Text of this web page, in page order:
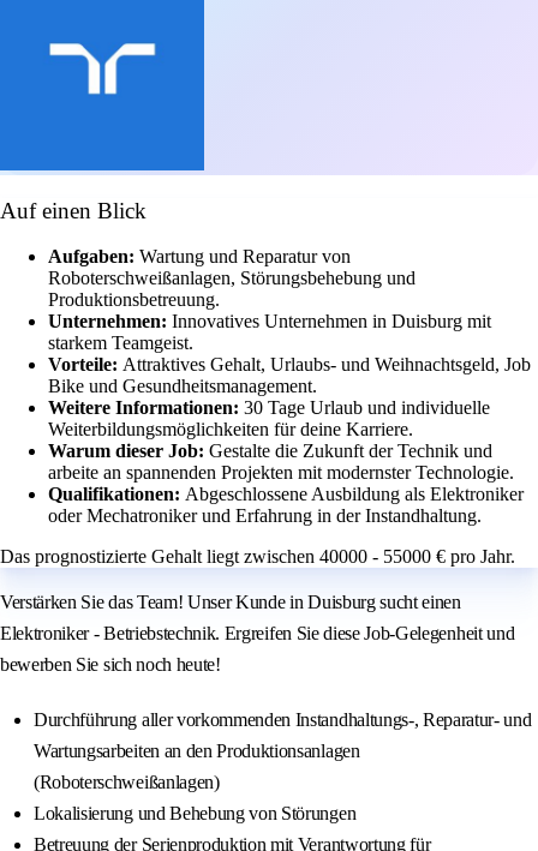
Auf einen Blick
Aufgaben: Wartung und Reparatur von
Roboterschweißanlagen, Störungsbehebung und
Produktionsbetreuung.
Unternehmen: Innovatives Unternehmen in Duisburg mit
starkem Teamgeist.
Vorteile: Attraktives Gehalt, Urlaubs- und Weihnachtsgeld, Job
Bike und Gesundheitsmanagement.
Weitere Informationen: 30 Tage Urlaub und individuelle
Weiterbildungsmöglichkeiten für deine Karriere.
Warum dieser Job: Gestalte die Zukunft der Technik und
arbeite an spannenden Projekten mit modernster Technologie.
Qualifikationen: Abgeschlossene Ausbildung als Elektroniker
oder Mechatroniker und Erfahrung in der Instandhaltung.
Das prognostizierte Gehalt liegt zwischen 40000 - 55000 € pro Jahr.
Verstärken Sie das Team! Unser Kunde in Duisburg sucht einen
Elektroniker - Betriebstechnik. Ergreifen Sie diese Job-Gelegenheit und
bewerben Sie sich noch heute!
Durchführung aller vorkommenden Instandhaltungs-, Reparatur- und
Wartungsarbeiten an den Produktionsanlagen
(Roboterschweißanlagen)
Lokalisierung und Behebung von Störungen
Betreuung der Serienproduktion mit Verantwortung für